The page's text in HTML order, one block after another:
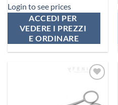
Login to see prices
ACCEDI PER
VEDERE I PREZZI
E ORDINARE
ai
preferiti